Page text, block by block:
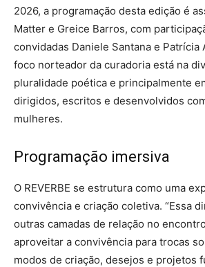
2026, a programação desta edição é
Matter e Greice Barros, com
convidadas Daniele Santana e Patrícia
foco norteador da curadoria está na
pluralidade poética e principalmente
dirigidos, escritos e desenvolvidos
mulheres.
Programação imersiva
O REVERBE se estrutura como uma
convivência e criação coletiva. “Essa
outras camadas de relação no
aproveitar a convivência para trocas
modos de criação, desejos e projetos